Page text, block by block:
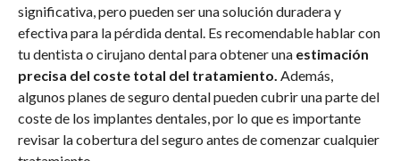
significativa, pero pueden ser una solución duradera y
efectiva para la pérdida dental. Es recomendable hablar con
tu dentista o cirujano dental para obtener unaestimación
precisa del coste total del tratamiento. Además,
algunos planes de seguro dental pueden cubrir una parte del
coste de los implantes dentales, por lo que es importante
revisar la cobertura del seguro antes de comenzar cualquier